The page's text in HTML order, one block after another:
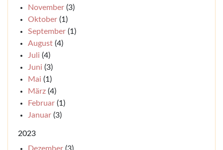
November (3)
Oktober (1)
September (1)
August (4)
Juli (4)
Juni (3)
Mai (1)
März (4)
Februar (1)
Januar (3)
2023